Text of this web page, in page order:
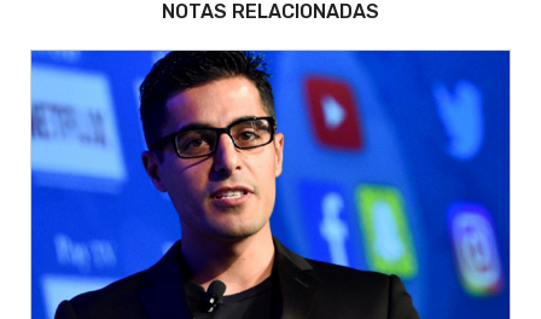
NOTAS RELACIONADAS